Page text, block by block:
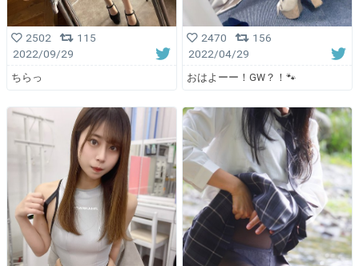
2502
115
2022/09/29
ちらっ
2470
156
2022/04/29
おはよーー！GW？！🐾